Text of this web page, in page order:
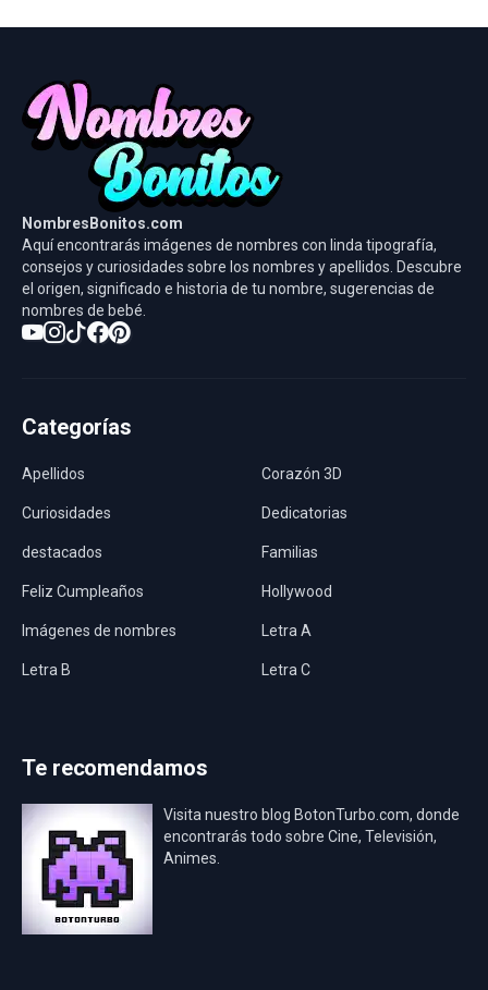
NombresBonitos.com
Aquí encontrarás imágenes de nombres con linda tipografía,
consejos y curiosidades sobre los nombres y apellidos. Descubre
el origen, significado e historia de tu nombre, sugerencias de
nombres de bebé.
Categorías
Apellidos Corazón 3D
Curiosidades Dedicatorias
destacados Familias
Feliz Cumpleaños Hollywood
Imágenes de nombres Letra A
Letra B Letra C
Nombres Nombres Bíblicos
Nombres Bonitos
Nombres de Niñas
Te recomendamos
Visita nuestro blog BotonTurbo.com, donde
encontrarás todo sobre Cine, Televisión,
Animes.